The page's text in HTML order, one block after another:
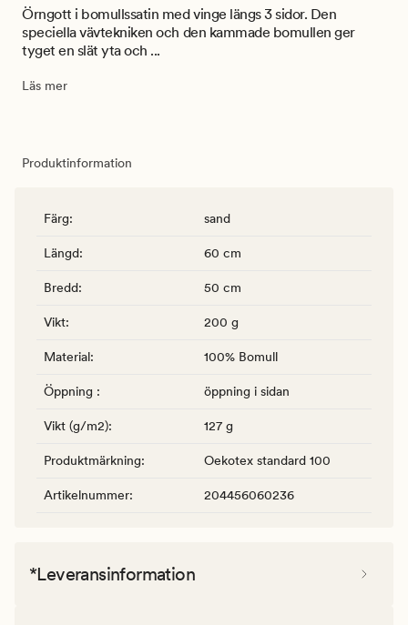
Örngott i bomullssatin med vinge längs 3 sidor. Den
speciella vävtekniken och den kammade bomullen ger
tyget en slät yta och ...
Läs mer
Produktinformation
Färg: sand
Längd: 60 cm
Bredd: 50 cm
Vikt: 200 g
Material: 100% Bomull
Öppning : öppning i sidan
Vikt (g/m2): 127 g
Produktmärkning: Oekotex standard 100
Artikelnummer: 204456060236
*Leveransinformation